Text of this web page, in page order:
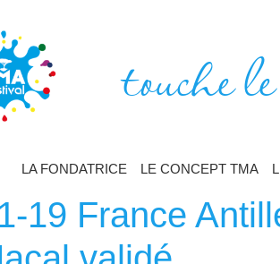
touche
LA FONDATRICE LE CONCEPT TMA
19 France